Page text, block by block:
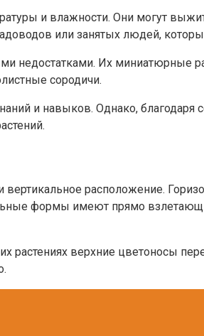
и влажности. Они могут
или занятых людей,
недостатками. Их миниатюрные
сородичи.
и навыков. Однако,
расположение.
формы имеют прямо
верхние цветоносы